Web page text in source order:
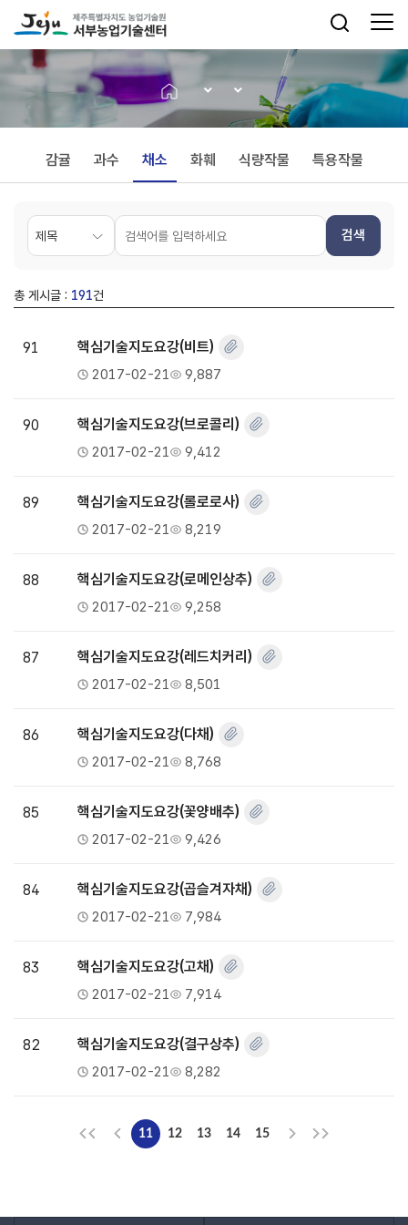
감귤 과수 채소 화훼 식량작물 특용작물
검색
총 게시글 : 191건
91 핵심기술지도요강(비트)
2017-02-21 9,887
90 핵심기술지도요강(브로콜리)
2017-02-21 9,412
89 핵심기술지도요강(롤로로사)
2017-02-21 8,219
88 핵심기술지도요강(로메인상추)
2017-02-21 9,258
87 핵심기술지도요강(레드치커리)
2017-02-21 8,501
86 핵심기술지도요강(다채)
2017-02-21 8,768
85 핵심기술지도요강(꽃양배추)
2017-02-21 9,426
84 핵심기술지도요강(곱슬겨자채)
2017-02-21 7,984
83 핵심기술지도요강(고채)
2017-02-21 7,914
82 핵심기술지도요강(결구상추)
2017-02-21 8,282
11 12 13 14 15